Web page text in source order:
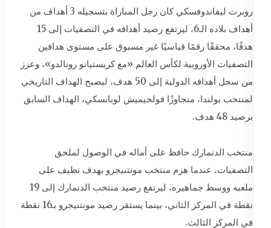
روبرت ليفاندوفسكي كان رجل المباراة بتسجيله 3 أهداف من
أهداف بلاده الـ6، ليرتفع رصيد أهدافه في التصفيات إلى 15
هدفًا، محققًا رقمًا قياسيًا غير مسبوق على مستوى هدافين
التصفيات الأوروبية لكأس العالم «مع كريستيانو رونالدو»، وعزز
من سجل أهدافه الدولية إلى 50 هدف، ليصبح الهداف التاريخي
لمنتخب بولندا، متجاوزًا فولجيميش لوبانسكي، الهداف السابق
برصيد 48 هدف.
منتخب الدنمارك حافظ على أماله في الوصول لملحق
التصفيات، عندما هزم منتخب مونتنيجرو بهدف نظيف على
ملعبه ووسط جماهيره، ليرتفع رصيد منتخب الدنمارك إلى 19
نقطة في المركز الثاني، بينما يستقر رصيد مونتنيجرو بـ16 نقطة
في المركز الثالث.